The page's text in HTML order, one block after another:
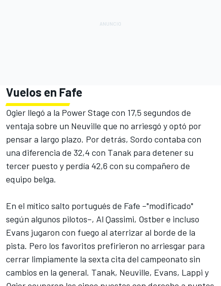
Vuelos en Fafe
Ogier llegó a la Power Stage con 17,5 segundos de
ventaja sobre un Neuville que no arriesgó y optó por
pensar a largo plazo. Por detrás, Sordo contaba con
una diferencia de 32,4 con Tanak para detener su
tercer puesto y perdía 42,6 con su compañero de
equipo belga.
En el mítico salto portugués de Fafe –"modificado"
según algunos pilotos–, Al Qassimi, Ostber e incluso
Evans jugaron con fuego al aterrizar al borde de la
pista. Pero los favoritos prefirieron no arriesgar para
cerrar limpiamente la sexta cita del campeonato sin
cambios en la general. Tanak, Neuville, Evans, Lappi y